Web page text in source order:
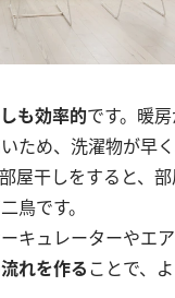
も効率的です。暖
ため、洗濯物が早
屋干しをすると、
鳥です。
キュレーターやエ
れを作ることで、